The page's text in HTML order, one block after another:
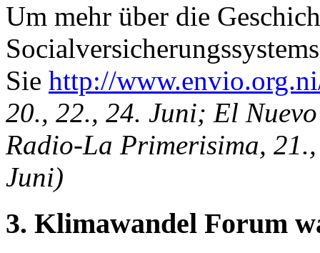
Um mehr über die
Sie http://
20., 22., 24. Juni; El
Radio-La Primerisima,
Juni)
3. Klimawandel Forum